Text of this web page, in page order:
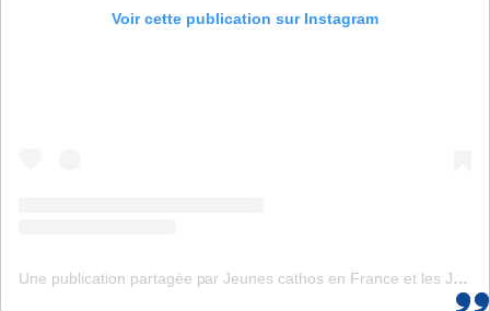
Voir cette publication sur Instagram
Une publication partagée par Jeunes cathos en France et les JMJ de Corée 2027 (@jeunescathos_fr)